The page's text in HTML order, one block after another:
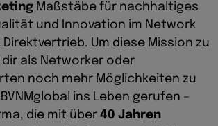
Maßstäbe für nachhaltiges
und Innovation im Network
Um diese Mission zu
als Networker oder
noch mehr Möglichkeiten zu
ins Leben gerufen –
die mit über 40 Jahren